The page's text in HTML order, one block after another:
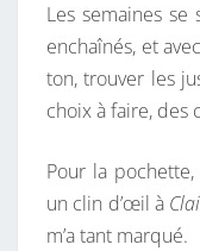
Les semaines se
enchaînés, et
ton, trouver les
choix à faire, des
Pour la
un clin d’œil à
m’a tant marqué.